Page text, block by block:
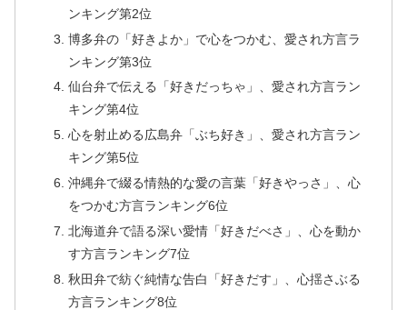
ンキング第2位
博多弁の「好きよか」で心をつかむ、愛され方言ラ
ンキング第3位
仙台弁で伝える「好きだっちゃ」、愛され方言ラン
キング第4位
心を射止める広島弁「ぶち好き」、愛され方言ラン
キング第5位
沖縄弁で綴る情熱的な愛の言葉「好きやっさ」、心
をつかむ方言ランキング6位
北海道弁で語る深い愛情「好きだべさ」、心を動か
す方言ランキング7位
秋田弁で紡ぐ純情な告白「好きだす」、心揺さぶる
方言ランキング8位